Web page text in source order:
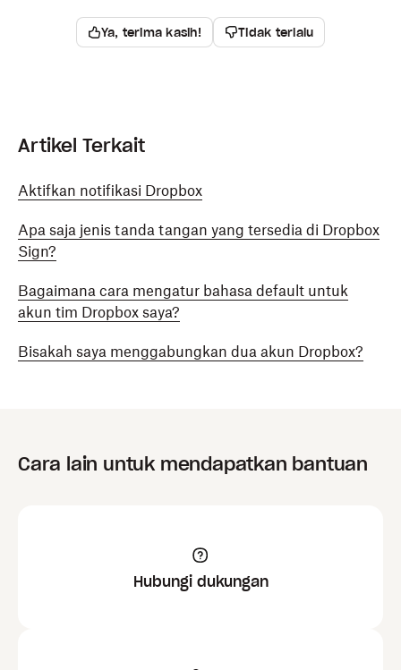
Ya, terima kasih! Tidak terlalu
Artikel Terkait
Aktifkan notifikasi Dropbox
Apa saja jenis tanda tangan yang tersedia di Dropbox
Sign?
Bagaimana cara mengatur bahasa default untuk
akun tim Dropbox saya?
Bisakah saya menggabungkan dua akun Dropbox?
Cara lain untuk mendapatkan bantuan
Hubungi dukungan